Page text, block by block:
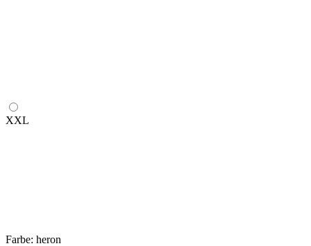
XXL
Farbe: heron